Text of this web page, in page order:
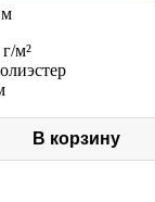
м²
В корзину